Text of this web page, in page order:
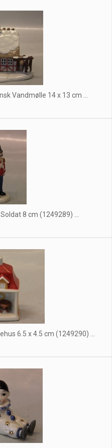
Vandmølle 14 x 13 cm ...
8 cm (1249289) ...
6.5 x 4.5 cm (1249290) ...